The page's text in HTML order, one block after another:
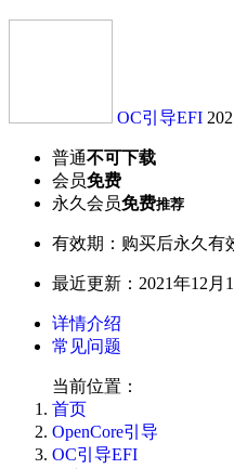
OC引导EFI
普通不可下载
会员免费
永久会员免费推荐
有效期：购买后永久有
最近更新：2021年12月
详情介绍
常见问题
当前位置：
首页
OpenCore引导
OC引导EFI